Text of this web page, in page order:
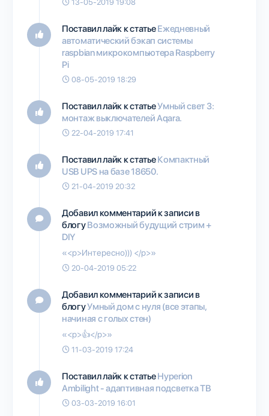
13-05-2019 19:08
Поставил лайк к статьеЕжедневный
автоматический бэкап системы
raspbian микрокомпьютера Raspberry
Pi
08-05-2019 18:29
Поставил лайк к статьеУмный свет 3:
монтаж выключателей Aqara.
22-04-2019 17:41
Поставил лайк к статьеКомпактный
USB UPS на базе 18650.
21-04-2019 20:32
Добавил комментарий к записи в
блогуВозможный будущий стрим +
DIY
«<p>Интересно))) </p>»
20-04-2019 05:22
Добавил комментарий к записи в
блогуУмный дом с нуля (все этапы,
начиная с голых стен)
«<p>👍</p>»
11-03-2019 17:24
Поставил лайк к статьеHyperion
Ambilight - адаптивная подсветка ТВ
03-03-2019 16:01